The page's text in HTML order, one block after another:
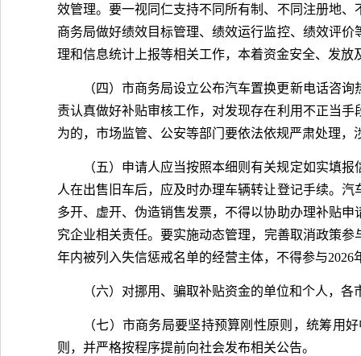
效管理。要一视同仁支持不同所有制、不同注册地
商务局做好绩效目标管理、绩效运行监控、绩效评
理和信息统计上报等相关工作，本着资金安全、发
（四）市商务局设立公布汽车置换更新电话咨
责认真做好补贴审核工作，对发现存在利用不正当
为的，市场监管、公安等部门要依法依规严肃处理，
（五）申请人应当按照本细则有关规定如实填
人在出售旧车后，应及时办理车辆转让登记手续。
多开、虚开、伪造销售发票，不得以协助办理补贴
究企业相关责任。要实施动态管理，完善取消政策
年内被列入失信惩戒名单的经营主体，不得参与2026
（六）对挪用、骗取补贴资金的单位和个人，
（七）市商务局要坚持预算刚性原则，统筹用
则，并严格按程序提前向社会发布相关公告。